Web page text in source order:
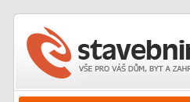
Internetový prodej